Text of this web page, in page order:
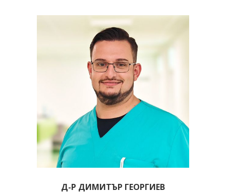
Д-Р ДИМИТЪР ГЕОРГИЕВ